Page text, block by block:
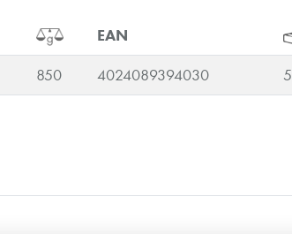
EAN
850 4024089394030 5